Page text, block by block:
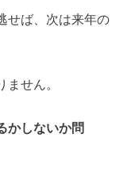
せば、次は来年の
せん。
かしないか問